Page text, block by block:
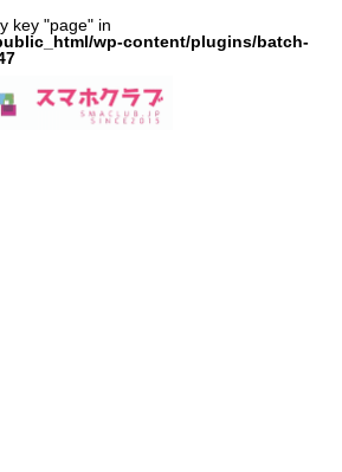
key "page" in
wp-content/plugins/batch-